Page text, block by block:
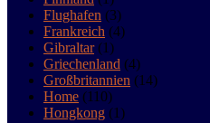
Flughafen (3)
Frankreich (4)
Gibraltar(1)
Griechenland (4)
Großbritannien (14)
Home (110)
Hongkong (1)